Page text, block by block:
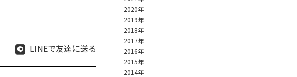
LINEで友達に送る
2020年
2019年
2018年
2017年
2016年
2015年
2014年